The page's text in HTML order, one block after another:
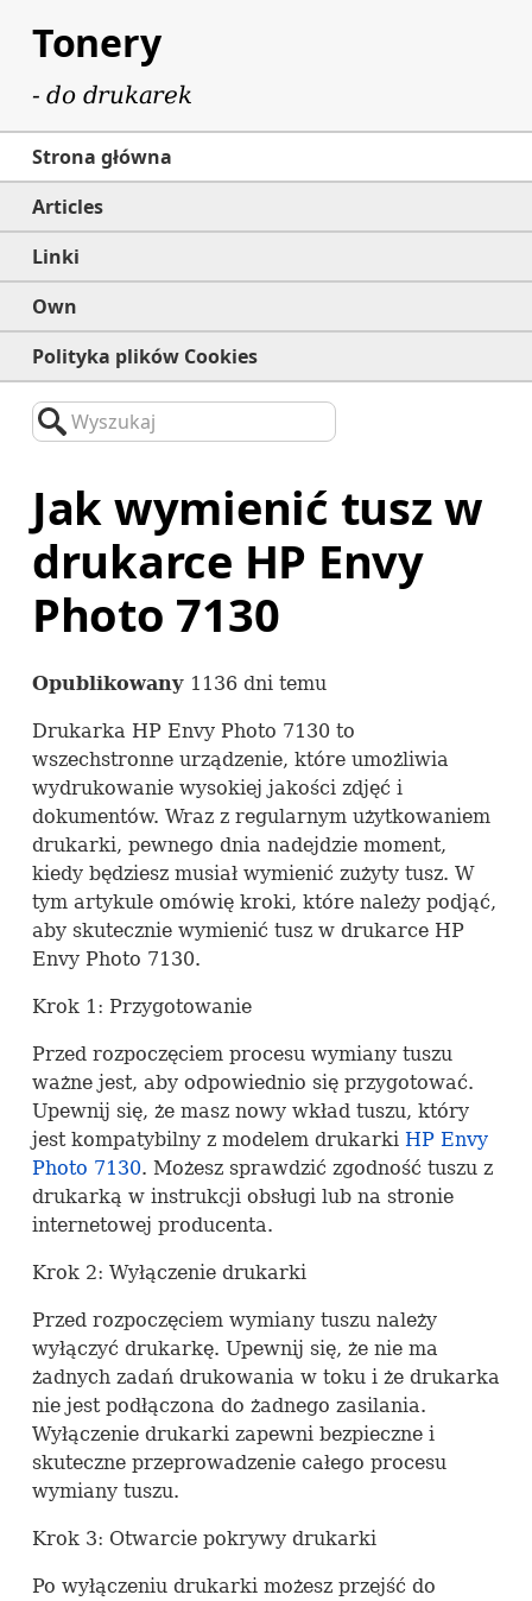
Tonery
- do drukarek
Strona główna
Articles
Linki
Own
Polityka plików Cookies
Wyszukaj
Jak wymienić tusz w
drukarce HP Envy
Photo 7130
Opublikowany 1136 dni temu
Drukarka HP Envy Photo 7130 to
wszechstronne urządzenie, które umożliwia
wydrukowanie wysokiej jakości zdjęć i
dokumentów. Wraz z regularnym użytkowaniem
drukarki, pewnego dnia nadejdzie moment,
kiedy będziesz musiał wymienić zużyty tusz. W
tym artykule omówię kroki, które należy podjąć,
aby skutecznie wymienić tusz w drukarce HP
Envy Photo 7130.
Krok 1: Przygotowanie
Przed rozpoczęciem procesu wymiany tuszu
ważne jest, aby odpowiednio się przygotować.
Upewnij się, że masz nowy wkład tuszu, który
jest kompatybilny z modelem drukarki HP Envy
Photo 7130. Możesz sprawdzić zgodność tuszu z
drukarką w instrukcji obsługi lub na stronie
internetowej producenta.
Krok 2: Wyłączenie drukarki
Przed rozpoczęciem wymiany tuszu należy
wyłączyć drukarkę. Upewnij się, że nie ma
żadnych zadań drukowania w toku i że drukarka
nie jest podłączona do żadnego zasilania.
Wyłączenie drukarki zapewni bezpieczne i
skuteczne przeprowadzenie całego procesu
wymiany tuszu.
Krok 3: Otwarcie pokrywy drukarki
Po wyłączeniu drukarki możesz przejść do